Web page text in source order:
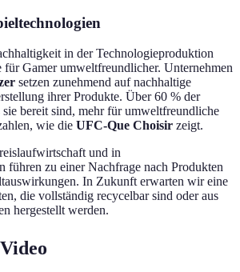
in der Technologieproduktion
für Gamer umweltfreundlicher. Unternehmen
setzen zunehmend auf nachhaltige
ihrer Produkte. Über 60 % der
sie bereit sind, mehr für umweltfreundliche
wie die UFC-Que Choisir zeigt.
und in
führen zu einer Nachfrage nach Produkten
In Zukunft erwarten wir eine
die vollständig recycelbar sind oder aus
hergestellt werden.